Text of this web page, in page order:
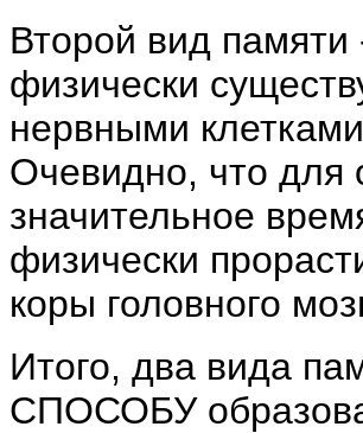
Второй вид
физически
нервными
Очевидно, что для
значительное
физически
коры головного
Итого, два вида
СПОСОБУ